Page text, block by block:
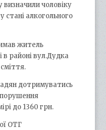
чоловіку
стані алкогольного
житель
в районі вул.Дудка
дотримуватись
до 1360 грн.
ОТГ